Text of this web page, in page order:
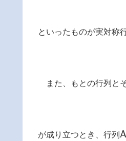
といったものが実対称
また、もとの行列と
が成り立つとき、行列 A
A